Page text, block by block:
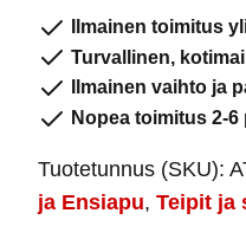
Ilmainen toimitus
Turvallinen,
Ilmainen vaihto ja
Nopea toimitus 2-6
Tuotetunnus (SKU):
ja Ensiapu, Teipit ja